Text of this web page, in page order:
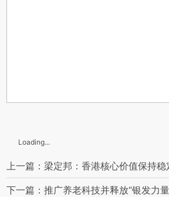
Loading...
上一篇：梁定邦：香港核心价值保持稳
下一篇：推广养老科技并释放“银发力